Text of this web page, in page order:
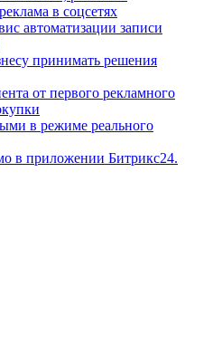
в соцсетях
автоматизации записи
принимать решения
от первого рекламного
в режиме реального
в приложении Битрикс24.